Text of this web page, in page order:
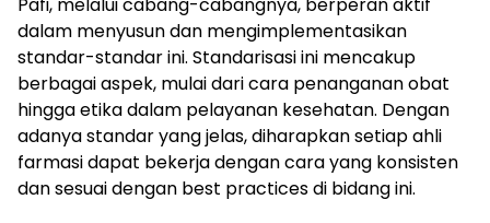
Pafi, melalui cabang-cabangnya, berperan aktif
dalam menyusun dan mengimplementasikan
standar-standar ini. Standarisasi ini mencakup
berbagai aspek, mulai dari cara penanganan obat
hingga etika dalam pelayanan kesehatan. Dengan
adanya standar yang jelas, diharapkan setiap ahli
farmasi dapat bekerja dengan cara yang konsisten
dan sesuai dengan best practices di bidang ini.